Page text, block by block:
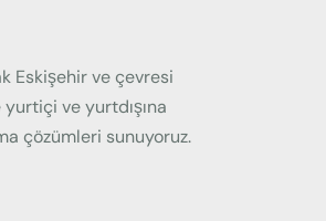
Eskişehir ve çevresi
ve yurtdışına
çözümleri sunuyoruz.